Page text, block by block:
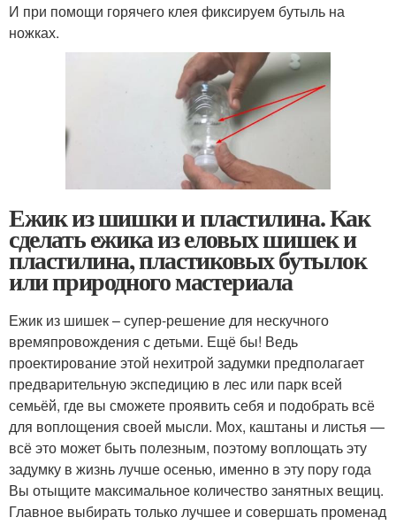
И при помощи горячего клея фиксируем бутыль на
ножках.
Ежик из шишки и пластилина. Как
сделать ежика из еловых шишек и
пластилина, пластиковых бутылок
или природного мастериала
Ежик из шишек – супер-решение для нескучного
времяпровождения с детьми. Ещё бы! Ведь
проектирование этой нехитрой задумки предполагает
предварительную экспедицию в лес или парк всей
семьёй, где вы сможете проявить себя и подобрать всё
для воплощения своей мысли. Мох, каштаны и листья —
всё это может быть полезным, поэтому воплощать эту
задумку в жизнь лучше осенью, именно в эту пору года
Вы отыщите максимальное количество занятных вещиц.
Главное выбирать только лучшее и совершать променад